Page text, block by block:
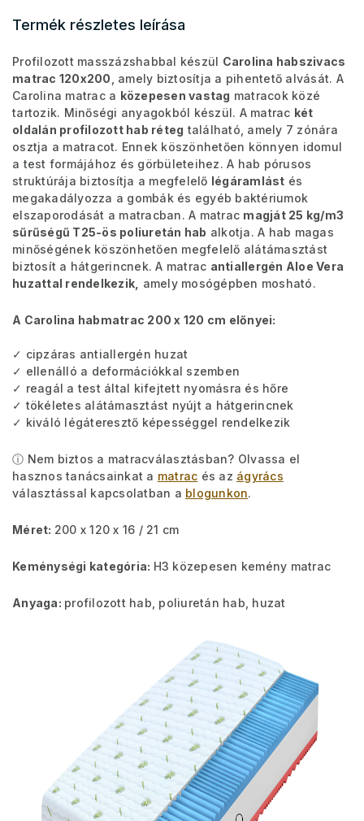
Termék részletes leírása
Profilozott masszázshabbal készül Carolina habszivacs
matrac 120x200 , amely biztosítja a pihentető alvását. A
Carolina matrac a közepesen vastag matracok közé
tartozik. Minőségi anyagokból készül. A matrac két
oldalán profilozott hab réteg található, amely 7 zónára
osztja a matracot. Ennek köszönhetően könnyen idomul
a test formájához és görbületeihez. A hab pórusos
struktúrája biztosítja a megfelelő légáramlást és
megakadályozza a gombák és egyéb baktériumok
elszaporodását a matracban. A matrac magját 25 kg/m3
sűrűségű T25-ös poliuretán hab alkotja. A hab magas
minőségének köszönhetően megfelelő alátámasztást
biztosít a hátgerincnek. A matrac antiallergén Aloe Vera
huzattal rendelkezik,
amely mosógépben mosható.
A Carolina habmatrac 200 x 120 cm előnyei:
✓ cipzáras antiallergén huzat
✓ ellenálló a deformációkkal szemben
✓ reagál a test által kifejtett nyomásra és hőre
✓ tökéletes alátámasztást nyújt a hátgerincnek
✓ kiváló légáteresztő képességgel rendelkezik
ⓘ Nem biztos a matracválasztásban? Olvassa el
hasznos tanácsainkat a matrac és az ágyrács
választással kapcsolatban a blogunkon.
Méret: 200 x 120 x 16 / 21 cm
Keménységi kategória: H3 közepesen kemény matrac
Anyaga: profilozott hab, poliuretán hab, huzat